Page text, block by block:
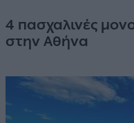
4 πασχαλινές
στην Αθήνα